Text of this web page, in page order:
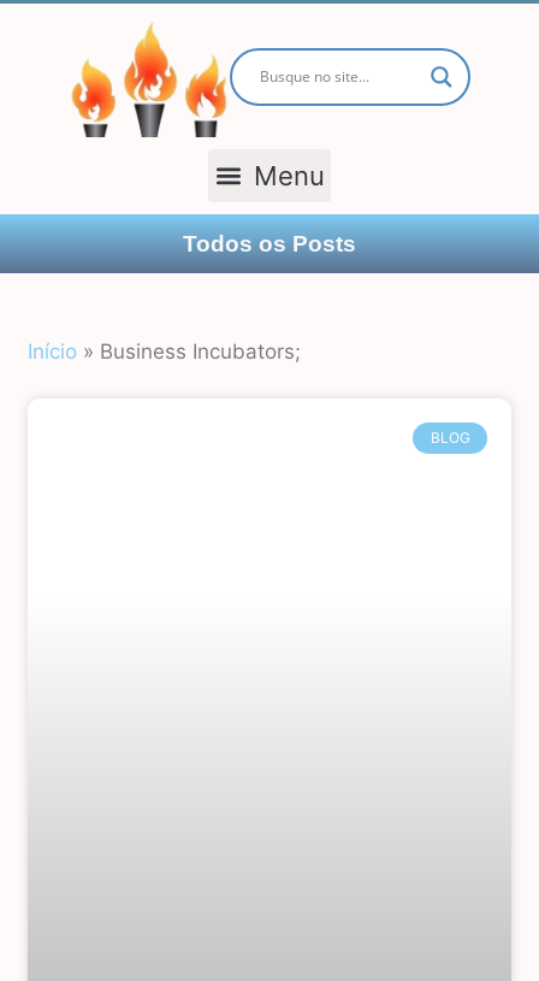
Todos os Posts
Início » Business Incubators;
BLOG